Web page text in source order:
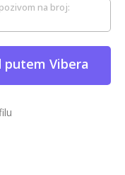
na broj:
putem Vibera